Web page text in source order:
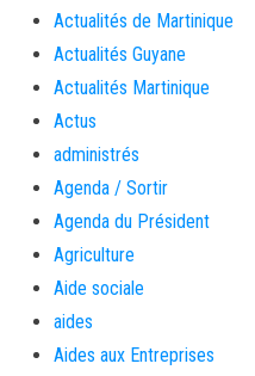
Actualités de Martinique
Actualités Guyane
Actualités Martinique
Actus
administrés
Agenda / Sortir
Agenda du Président
Agriculture
Aide sociale
aides
Aides aux Entreprises